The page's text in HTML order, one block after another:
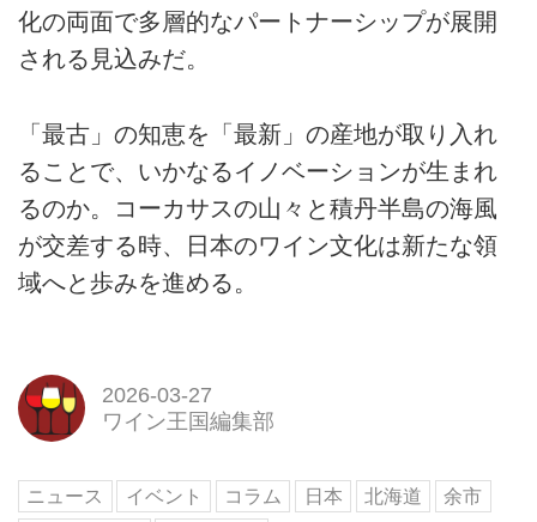
化の両面で多層的なパートナーシップが展開
される見込みだ。
「最古」の知恵を「最新」の産地が取り入れ
ることで、いかなるイノベーションが生まれ
るのか。コーカサスの山々と積丹半島の海風
が交差する時、日本のワイン文化は新たな領
域へと歩みを進める。
2026-03-27
ワイン王国編集部
ニュース イベント コラム 日本 北海道
余市